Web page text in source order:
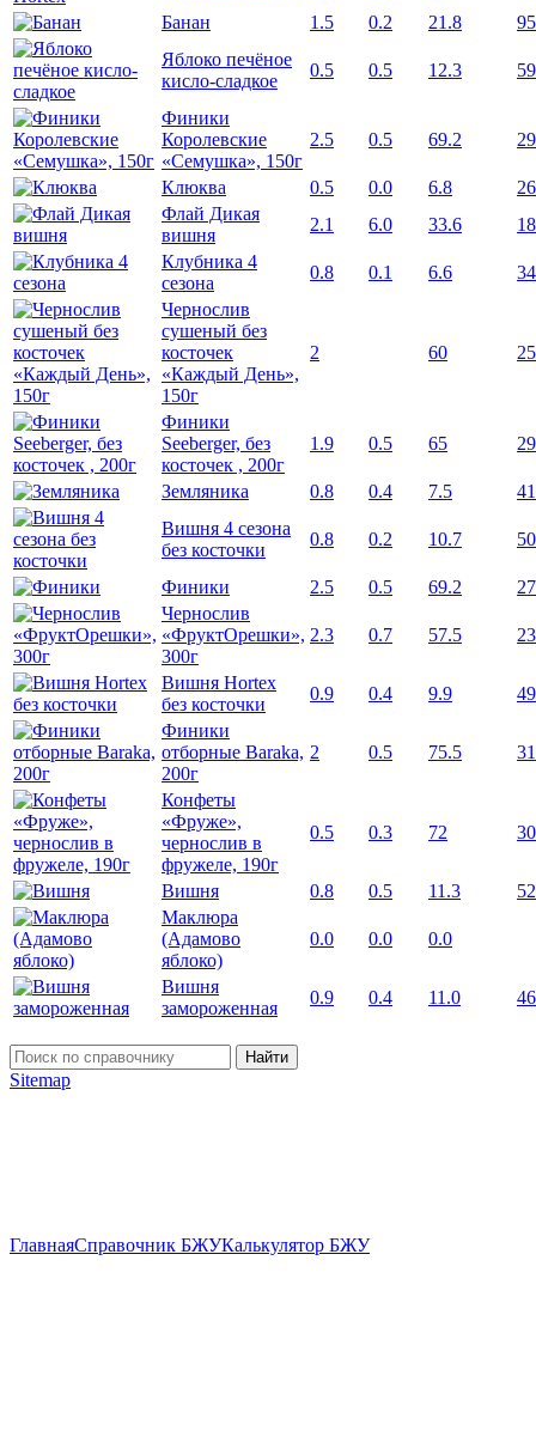
Банан
1.5 0.2 21.8
95
Яблоко печёное
кисло-сладкое
0.5 0.5 12.3 59
Финики
Королевские
«Семушка», 150г
2.5 0.5 69.2
Клюква 0.5 0.0 6.8
26
Флай Дикая
вишня
2.1 6.0 33.6
Клубника 4
сезона
0.8 0.1 6.6
34
Чернослив
сушеный без
косточек
«Каждый День»,
150г
2 60
Финики
Seeberger, без
косточек , 200г
1.9 0.5 65
Земляника 0.8 0.4 7.5
41
Вишня 4 сезона
без косточки
0.8 0.2 10.7 50
Финики 2.5 0.5 69.2
Чернослив
«ФруктОрешки»,
300г
2.3 0.7 57.5
Вишня Hortex
без косточки
0.9 0.4 9.9
49
Финики
отборные Baraka,
200г
2 0.5 75.5
Конфеты
«Фруже»,
чернослив в
фружеле, 190г
0.5 0.3 72
Вишня 0.8 0.5 11.3
52
Маклюра
(Адамово
яблоко)
0.0 0.0 0.0
Вишня
замороженная
0.9 0.4 11.0 46
Найти
Sitemap
ГлавнаяСправочник БЖУКалькулятор БЖУ